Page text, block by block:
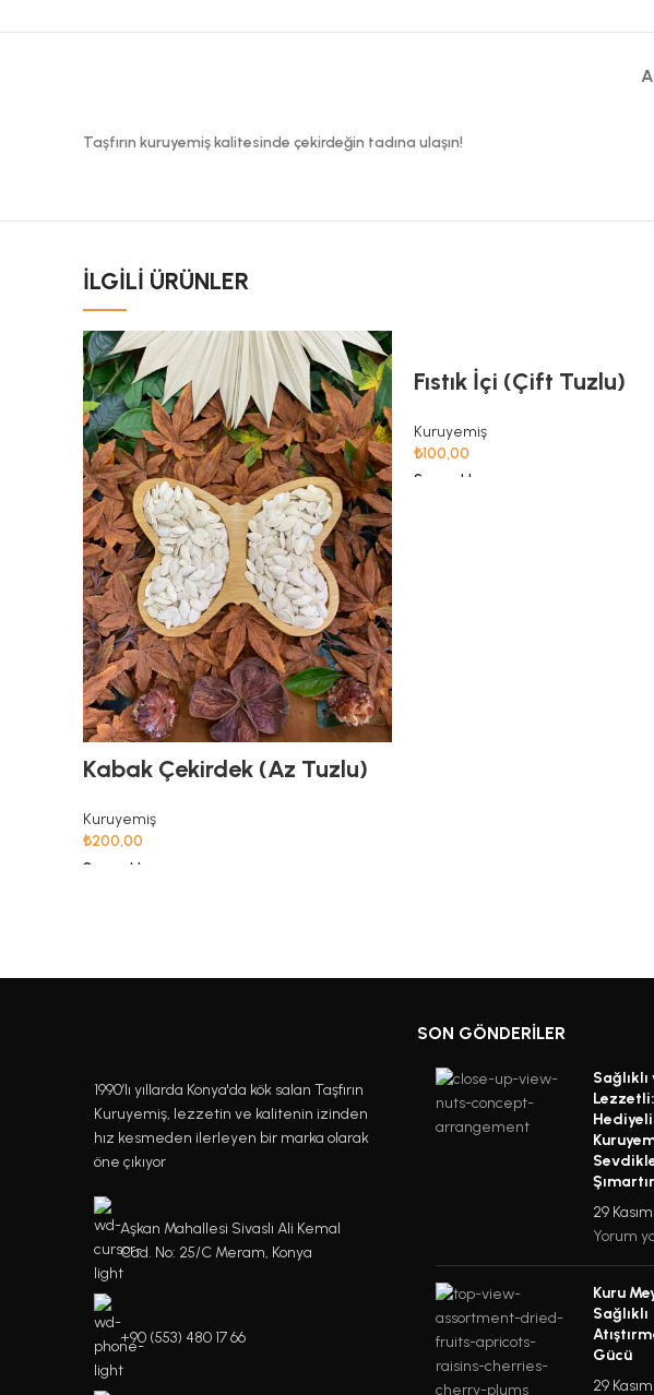
Taşfırın kuruyemiş kalitesinde çekirdeğin tadına ulaşın!
İLGILI ÜRÜNLER
Kabak Çekirdek (Az Tuzlu)
Kuruyemiş
₺200,00
Seçenekler
Fıstık İçi (Çift Tuzlu)
Kuruyemiş
₺100,00
Seçenekler
1990’lı yıllarda Konya'da kök salan Taşfırın
Kuruyemiş, lezzetin ve kalitenin izinden
hız kesmeden ilerleyen bir marka olarak
öne çıkıyor
Aşkan Mahallesi Sivaslı Ali Kemal
Cad. No: 25/C Meram, Konya
+90 (553) 480 17 66
SON GÖNDERILER
Sağlıklı
Lezzetli:
29
Yorum
Kuru
Sağlıklı
Gücü
29